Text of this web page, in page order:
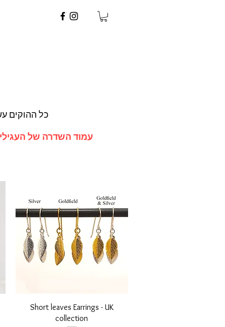
כל ההוקים עשויים מכסף 925 ללא ניקל או
עמוד השדרה של
Short leaves Earrings - UK
collection